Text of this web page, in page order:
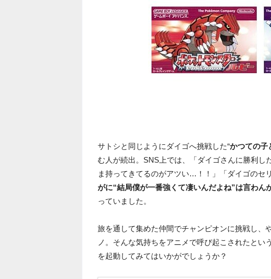
サトシと同じようにダイゴへ挑戦した“かつての子
む人が続出。SNS上では、「ダイゴさんに勝利し
ま持ってきてるのがアツい…！！」「ダイゴのセ
がに“結局僕が一番強くて凄いんだよね”は言わん
っていました。
旅を通して集めた仲間でチャンピオンに挑戦し、
ノ。そんな気持ちをアニメで呼び起こされたとい
を起動してみてはいかがでしょうか？